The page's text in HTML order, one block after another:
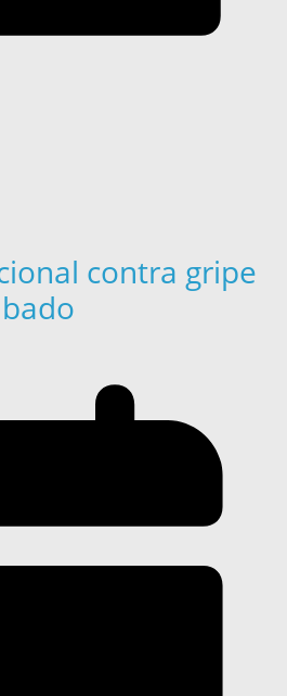
contra gripe